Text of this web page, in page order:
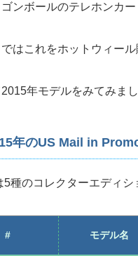
ンボールのテレホンカ
はこれをホットウィー
年モデルをみてみまし
年のUS Mail in
5種のコレクターエディ
# モデル名